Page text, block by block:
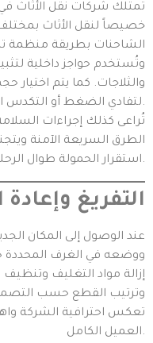
تمتلك شركات نقل الأثاث
خصيصاً لنقل الأثاث
الشاحنات بطريقة منظمة
وتُستخدم حواجز داخلية
والثلاجات. كما يتم اختيار
لتفادي الضغط أو التكدس الذي قد يسبب أضراراً.
تُراعى كذلك إجراءات
الطرق السريعة الآمنة
استقرار الحمولة طوال الرحلة.
التفريغ وإعادة
عند الوصول إلى المكان
ووضعه في الغرف
إزالة مواد التغليف وتنظيف
وترتيب القطع حسب
تعكس احترافية الشركة
العميل الكامل.